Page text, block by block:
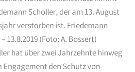
Scholler, der am 13. August
verstorben ist. Friedemann
13.8.2019 (Foto: A. Bossert)
hat über zwei Jahrzehnte hinweg
den Schutz von